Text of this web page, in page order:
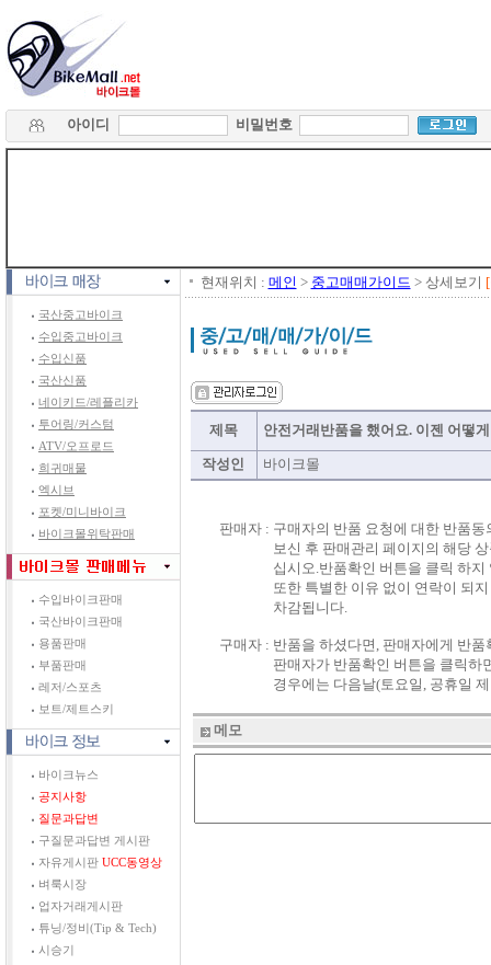
아이디 비밀번호
국산중고바이크
수입중고바이크
수입신품
국산신품
네이키드/레플리카
투어링/커스텀
ATV/오프로드
희귀매물
엑시브
포켓/미니바이크
바이크몰위탁판매
수입바이크판매
국산바이크판매
용품판매
부품판매
레저/스포츠
보트/제트스키
바이크뉴스
공지사항
질문과답변
구질문과답변 게시판
자유게시판 UCC동영상
벼룩시장
업자거래게시판
튜닝/정비(Tip & Tech)
시승기
현재위치 : 메인 > 중고매매가이드 > 상세보기
제목 안전거래반품을 했어요. 이젠 어떻
작성인 바이크몰
판매자 : 구매자의 반품 요청에 대한 반품
보신 후 판매관리 페이지의 해당
십시오.반품확인 버튼을 클릭 하
또한 특별한 이유 없이 연락이 되
차감됩니다.
구매자 : 반품을 하셨다면, 판매자에게 반
판매자가 반품확인 버튼을 클릭하
경우에는 다음날(토요일, 공휴일
메모